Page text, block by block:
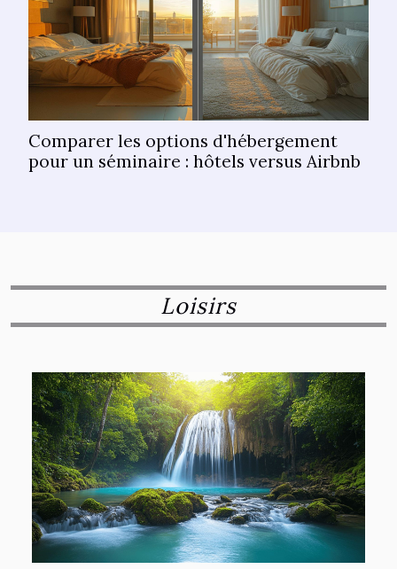
Comparer les options d'hébergement
pour un séminaire : hôtels versus Airbnb
Loisirs